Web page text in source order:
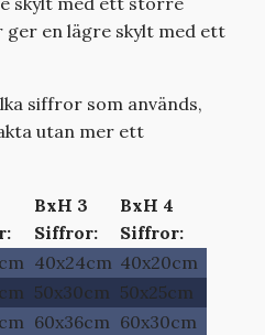
en lägre skylt med ett
siffror som används,
utan mer ett
BxH 3
Siffror:
BxH 4
Siffror:
40x24cm 40x20cm
50x30cm 50x25cm
60x36cm 60x30cm